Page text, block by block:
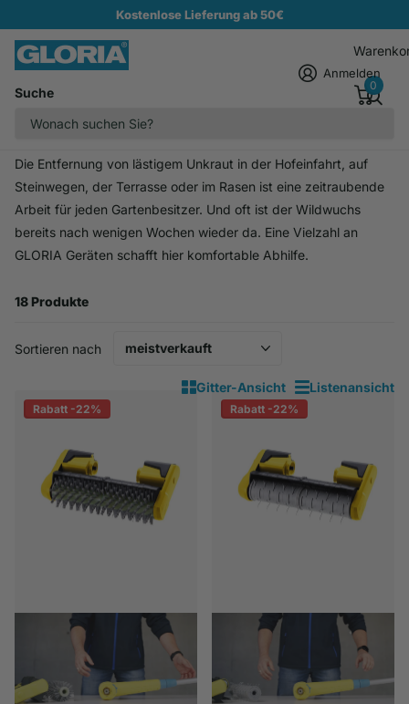
Kostenlose Lieferung ab 50€
Suche
Anmelden
0
Homepage
Unkraut beseitigen
Die Entfernung von lästigem Unkraut in der Hofeinfahrt, auf
Steinwegen, der Terrasse oder im Rasen ist eine zeitraubende
Arbeit für jeden Gartenbesitzer. Und oft ist der Wildwuchs
bereits nach wenigen Wochen wieder da. Eine Vielzahl an
GLORIA Geräten schafft hier komfortable Abhilfe.
18 Produkte
Gitter-Ansicht Listenansicht
Sortieren nach
Rabatt -22% Rabatt -22%